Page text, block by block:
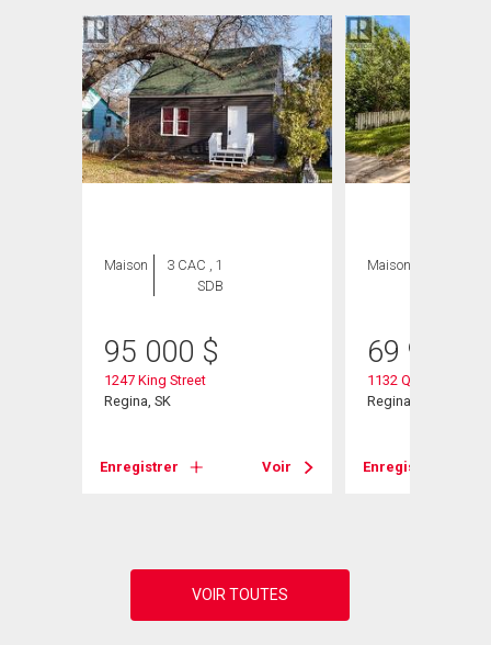
Maison
3 CAC , 1
SDB
95 000 $
1247 King Street
Regina, SK
Enregistrer Voir
Maison
69 900
1132 Queen Street
Regina, SK
Enregistrer